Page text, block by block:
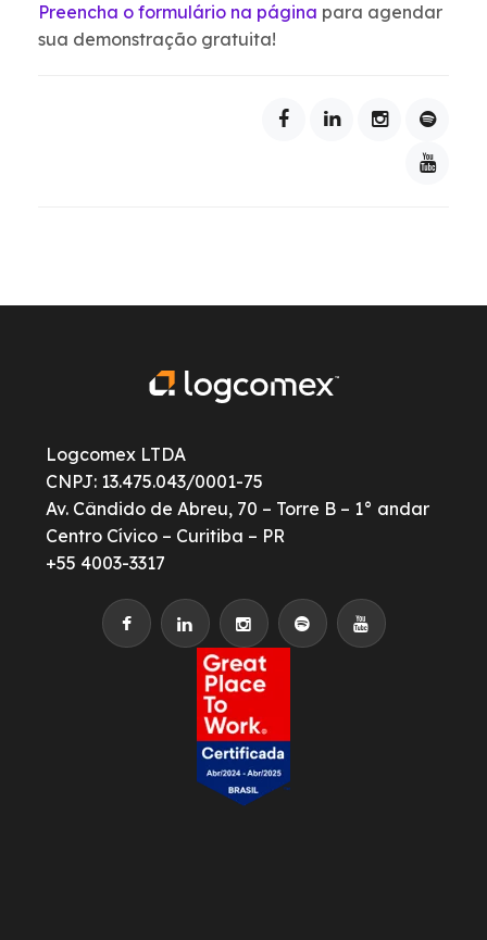
Preencha o formulário na página para agendar
sua demonstração gratuita!
Logcomex LTDA
CNPJ: 13.475.043/0001-75
Av. Cândido de Abreu, 70 – Torre B – 1° andar
Centro Cívico – Curitiba – PR
+55 4003-3317